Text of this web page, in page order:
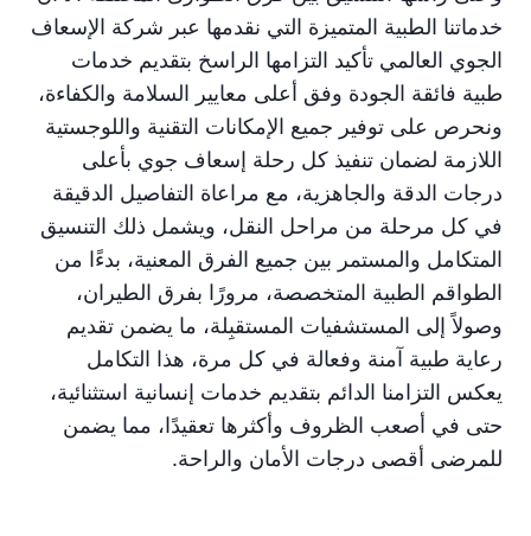
خدماتنا الطبية المتميزة التي نقدمها عبر شركة الإسعاف
الجوي العالمي تأكيد التزامها الراسخ بتقديم خدمات
طبية فائقة الجودة وفق أعلى معايير السلامة والكفاءة،
ونحرص على توفير جميع الإمكانات التقنية واللوجستية
اللازمة لضمان تنفيذ كل رحلة إسعاف جوي بأعلى
درجات الدقة والجاهزية، مع مراعاة التفاصيل الدقيقة
في كل مرحلة من مراحل النقل، ويشمل ذلك التنسيق
المتكامل والمستمر بين جميع الفرق المعنية، بدءًا من
الطواقم الطبية المتخصصة، مرورًا بفرق الطيران،
وصولاً إلى المستشفيات المستقبِلة، ما يضمن تقديم
رعاية طبية آمنة وفعالة في كل مرة، هذا التكامل
يعكس التزامنا الدائم بتقديم خدمات إنسانية استثنائية،
حتى في أصعب الظروف وأكثرها تعقيدًا، مما يضمن
للمرضى أقصى درجات الأمان والراحة.